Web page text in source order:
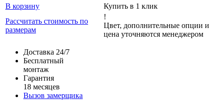
В корзину
Купить в 1 клик
Рассчитать стоимость по
размерам
!
Цвет, дополнительные опции и
цена уточняются менеджером
Доставка 24/7
Бесплатный
монтаж
Гарантия
18 месяцев
Вызов замерщика